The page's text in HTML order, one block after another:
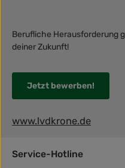
Berufliche Herausforderung
deiner Zukunft!
Jetzt bewerben!
www.lvdkrone.de
Service-Hotline